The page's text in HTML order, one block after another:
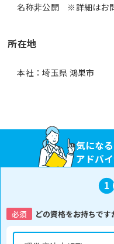
名称非公開 ※詳細はお
所在地
本社：埼玉県 鴻巣市
気にな
アドバ
1
必須 どの資格をお持ちです